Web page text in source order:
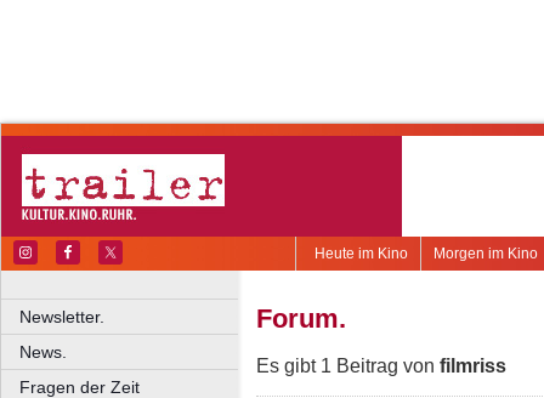
Morgen im Kino
Heute im Kino
Newsletter.
News.
Fragen der Zeit
Forum.
Es gibt 1 Beitrag von filmriss